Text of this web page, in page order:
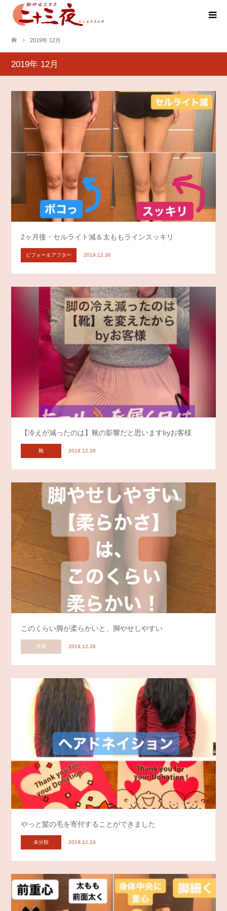
2019年 12月
2019年 12月
2ヶ月後・セルライト減＆太ももラインスッキリ
ビフォー＆アフター 2019.12.30
【冷えが減ったのは】靴の影響だと思いますbyお客様
靴 2019.12.28
このくらい脚が柔らかいと、脚やせしやすい
美脚 2019.12.26
やっと髪の毛を寄付することができました
未分類 2019.12.24